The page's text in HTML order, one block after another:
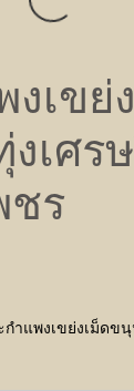
เขย่
เศร
ชร
กำแพงเขย่งเม็ดข